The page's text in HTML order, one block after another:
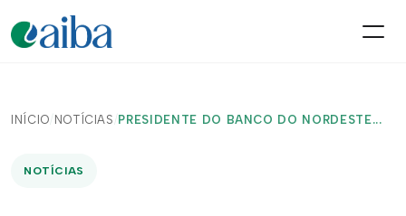
INÍCIO/ NOTÍCIAS / PRESIDENTE DO BANCO DO NORDESTE...
NOTÍCIAS